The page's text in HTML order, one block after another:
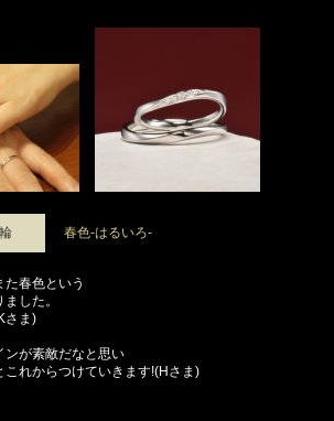
春色-はるいろ-
春色という
した。
さま)
ンが素敵だなと思い
これからつけていきます!(Hさま)